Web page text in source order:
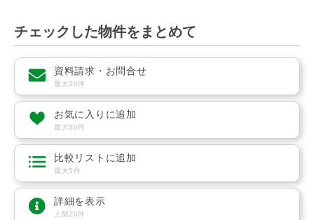
チェックした物件をまとめて
資料請求・お問合せ
最大20件
お気に入りに追加
最大50件
比較リストに追加
最大5件
詳細を表示
上限20件